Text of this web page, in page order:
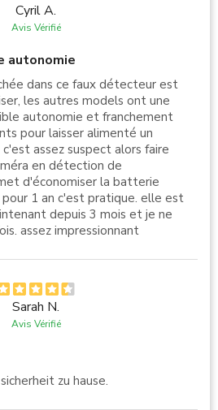
Cyril A.
Avis Vérifié
autonomie
dans ce faux détecteur est
les autres models ont une
autonomie et franchement
pour laisser alimenté un
assez suspect alors faire
en détection de
d'économiser la batterie
1 an c'est pratique. elle est
depuis 3 mois et je ne
assez impressionnant
Sarah N.
Avis Vérifié
zu hause.